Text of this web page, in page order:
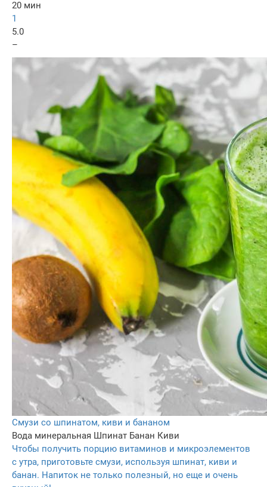
20 мин
1
5.0
–
Смузи со шпинатом, киви и бананом
Вода минеральная Шпинат Банан Киви
Чтобы получить порцию витаминов и микроэлементов
с утра, приготовьте смузи, используя шпинат, киви и
банан. Напиток не только полезный, но еще и очень